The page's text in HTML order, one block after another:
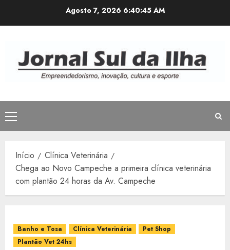
Agosto 7, 2026 6:40:46 AM
Menu
principal
Início
Clínica Veterinária
Chega ao Novo Campeche a primeira clínica veterinária
com plantão 24 horas da Av. Campeche
Banho e Tosa Clínica Veterinária
Pet Shop
Plantão Vet 24hs